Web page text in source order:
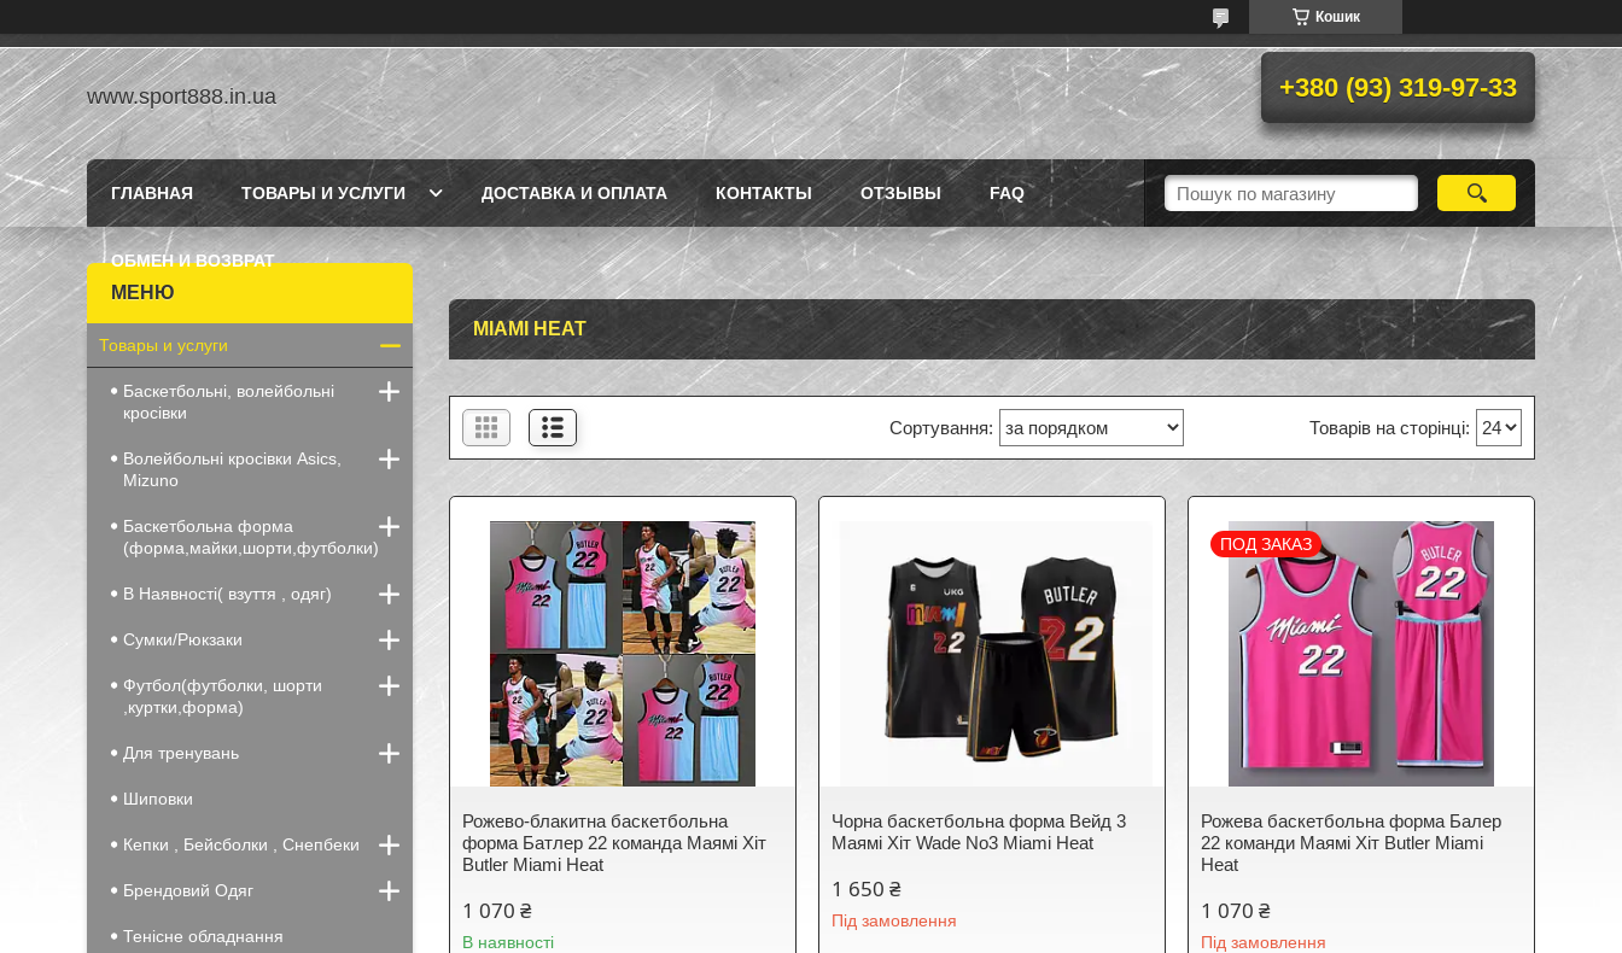
Кошик
www.sport888.in.ua +380 (93) 319-97-33
ГЛАВНАЯ ТОВАРЫ И УСЛУГИ ДОСТАВКА И ОПЛАТА КОНТАКТЫ ОТЗЫВЫ FAQ
ОБМЕН И ВОЗВРАТ
MIAMI HEAT
Рожево-блакитна баскетбольна
форма Батлер 22 команда Маямі Хіт
Butler Miami Heat
1 070 ₴
В наявності
Чорна баскетбольна форма Вейд 3
Маямі Хіт Wade No3 Miami Heat
1 650 ₴
Під замовлення
ПОД ЗАКАЗ
Рожева баскетбольна форма Балер
22 команди Маямі Хіт Butler Miami
Heat
1 070 ₴
Під замовлення
Товары и услуги
Баскетбольні, волейбольні
кросівки
Волейбольні кросівки Asics,
Mizuno
Баскетбольна форма
(форма,майки,шорти,футболки)
В Наявності( взуття , одяг)
Сумки/Рюкзаки
Футбол(футболки, шорти
,куртки,форма)
Для тренувань
Шиповки
Кепки , Бейсболки , Снепбеки
Брендовий Одяг
Тенісне обладнання